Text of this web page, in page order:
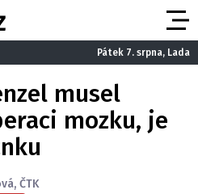
Pátek 7. srpna, Lada
musel
mozku, je
, ČTK